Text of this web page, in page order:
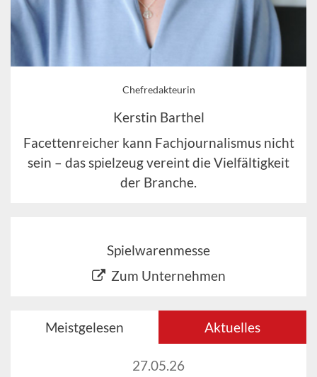
Chefredakteurin
Kerstin Barthel
Facettenreicher kann Fachjournalismus nicht
sein – das spielzeug vereint die Vielfältigkeit
der Branche.
Spielwarenmesse
Zum Unternehmen
Meistgelesen Aktuelles
27.05.26